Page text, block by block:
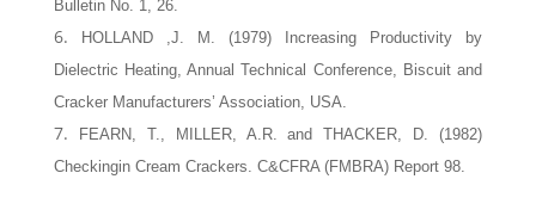
Bulletin No. 1, 26.
HOLLAND ,J. M. (1979) Increasing Productivity by
Dielectric Heating, Annual Technical Conference, Biscuit and
Cracker Manufacturers’ Association, USA.
FEARN, Т., MILLER, A.R. and THACKER, D. (1982)
Checkingin Cream Crackers. C&CFRA (FMBRA) Report 98.